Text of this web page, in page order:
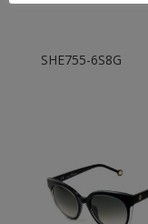
SHE755-6S8G